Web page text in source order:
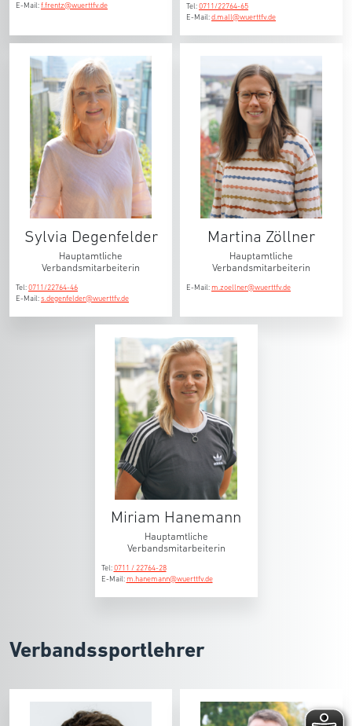
E-Mail:f.frentz@wuerttfv.de Tel:0711/22764-65
E-Mail:d.mall@wuerttfv.de
Sylvia Degenfelder
Hauptamtliche
Verbandsmitarbeiterin
Tel:0711/22764-46
E-Mail:s.degenfelder@wuerttfv.de
Martina Zöllner
Hauptamtliche
Verbandsmitarbeiterin
E-Mail: m.zoellner@wuerttfv.de
Miriam Hanemann
Hauptamtliche
Verbandsmitarbeiterin
Tel:0711 / 22764-28
E-Mail: m.hanemann@wuerttfv.de
Verbandssportlehrer